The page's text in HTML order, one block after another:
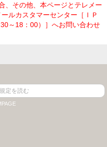
、その他、本ページとテレメー
ルカスタマーセンター［ＩＰ
～18：00）］へお問い合わせ
定を読む